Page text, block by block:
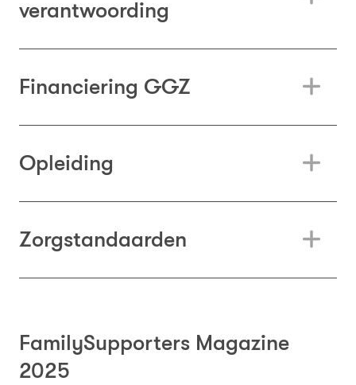
verantwoording
Financiering GGZ
Opleiding
Zorgstandaarden
FamilySupporters Magazine
2025